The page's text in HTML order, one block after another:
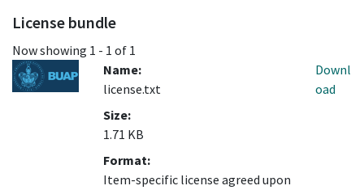
License bundle
Now showing 1 - 1 of 1
Name:
license.txt
Size:
1.71 KB
Format:
Item-specific license agreed upon
Downl
oad